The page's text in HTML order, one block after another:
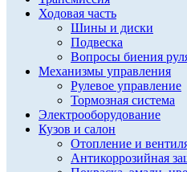
Ходовая часть
Шины и диски
Подвеска
Вопросы биения
Механизмы управления
Рулевое управление
Тормозная система
Электрооборудование
Кузов и салон
Отопление и
Антикоррозийная